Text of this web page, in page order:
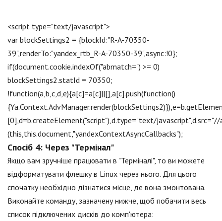
<script type="text/jаvascript">
var blockSettings2 = {blockId:"R-A-70350-
39",renderTo:"yandex_rtb_R-A-70350-39",async:!0};
if(document.cookie.indexOf("abmatch=") >= 0)
blockSettings2.statId = 70350;
!function(a,b,c,d,e){a[c]=a[c]||[],a[c].push(function()
[0],d=b.createElement("script"),d.type="text/
(this,this.document,"yandexContextAsyncCallbacks");
Спосіб 4: Через "Термінал"
Якщо вам зручніше працювати в "Терміналі", то ви можете
відформатувати флешку в Linux через нього. Для цього
спочатку необхідно дізнатися місце, де вона змонтована.
Виконайте команду, зазначену нижче, щоб побачити весь
список підключених дисків до комп'ютера: